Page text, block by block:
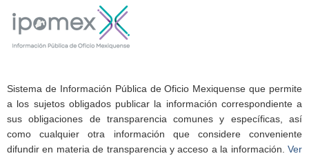
Sistema de Información Pública de Oficio Mexiquense que permite
a los sujetos obligados publicar la información correspondiente a
sus obligaciones de transparencia comunes y específicas, así
como cualquier otra información que considere conveniente
difundir en materia de transparencia y acceso a la información. Ver